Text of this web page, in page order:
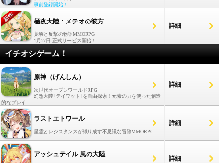
事前登録開始！
極夜大陸：メテオの彼方
覚醒と反撃の物語MMORPG
1月27日 正式サービス開始！
詳細
イチオシゲーム！
原神（げんしん）
次世代オープンワールドRPG
幻想大陸｢テイワット｣を自由探索！元素の力を使った創造
的なプレイ
詳細
ラストエトワール
星霊とレジスタンスが織り成す不思議な冒険MMORPG
詳細
アッシュテイル 風の大陸
詳細